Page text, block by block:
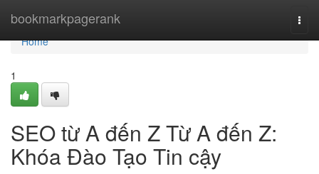
bookmarkpagerank
Home
Home
1
SEO từ A đến Z Từ A đến Z:
Khóa Đào Tạo Tin cậy